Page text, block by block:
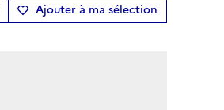
Ajouter à ma sélection